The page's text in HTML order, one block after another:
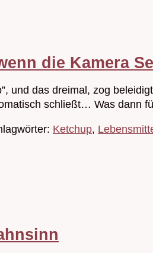
die Kamera
und das dreimal, zog
schließt… Was dann
Ketchup,